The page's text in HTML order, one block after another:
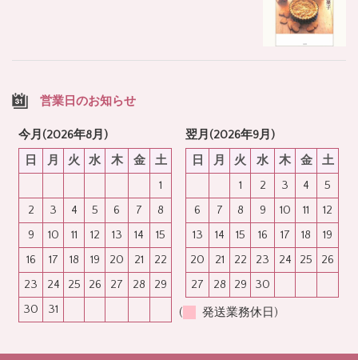
営業日のお知らせ
今月(2026年8月)
日
月 火 水 木 金
土
1
2
3 4 5 6 7
8
9
10 11 12 13 14
15
16
17 18 19 20 21
22
23
24 25 26 27 28
29
30
31
翌月(2026年9月)
日
月 火 水 木 金
土
1
2 3 4
5
6
7 8 9 10 11
12
13
14 15 16 17 18
19
20
21 22 23 24 25
26
27
28 29 30
( 発送業務休日)